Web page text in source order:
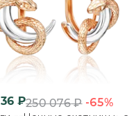
₽250 076₽ -65%